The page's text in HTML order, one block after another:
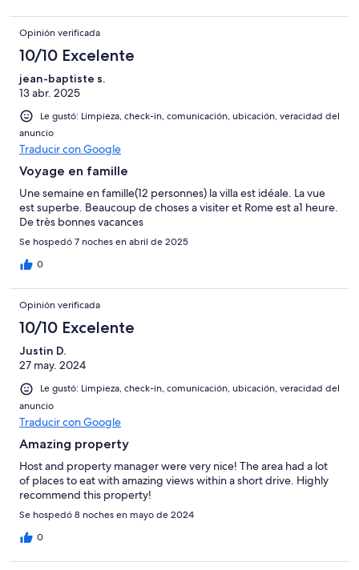
Opinión verificada
10/10 Excelente
jean-baptiste s.
13 abr. 2025
Le gustó: Limpieza, check-in, comunicación, ubicación, veracidad del
anuncio
Traducir con Google
Voyage en famille
Une semaine en famille(12 personnes) la villa est idéale. La vue
est superbe. Beaucoup de choses a visiter et Rome est a1 heure.
De très bonnes vacances
Se hospedó 7 noches en abril de 2025
0
Opinión verificada
10/10 Excelente
Justin D.
27 may. 2024
Le gustó: Limpieza, check-in, comunicación, ubicación, veracidad del
anuncio
Traducir con Google
Amazing property
Host and property manager were very nice! The area had a lot
of places to eat with amazing views within a short drive. Highly
recommend this property!
Se hospedó 8 noches en mayo de 2024
0